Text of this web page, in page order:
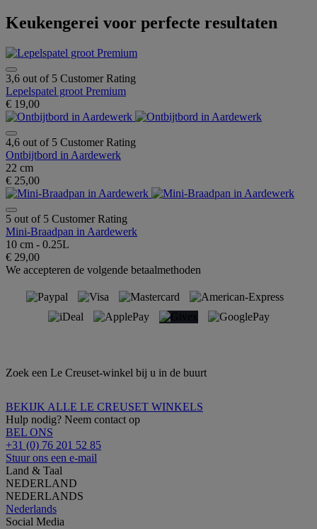
Keukengerei voor perfecte resultaten
3,6 out of 5 Customer Rating
Lepelspatel groot Premium
€ 19,00
4,6 out of 5 Customer Rating
Ontbijtbord in Aardewerk
22 cm
€ 25,00
5 out of 5 Customer Rating
Mini-Braadpan in Aardewerk
10 cm - 0.25L
€ 29,00
We accepteren de volgende betaalmethoden
Zoek een Le Creuset-winkel bij u in de buurt
BEKIJK ALLE LE CREUSET WINKELS
Hulp nodig? Neem contact op
BEL ONS
+31 (0) 76 201 52 85
Stuur ons een e-mail
Land & Taal
NEDERLAND
NEDERLANDS
Nederlands
Social Media